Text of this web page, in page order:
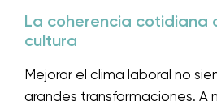
La coherencia cotidiana
cultura
Mejorar el clima laboral no
grandes transformaciones. A